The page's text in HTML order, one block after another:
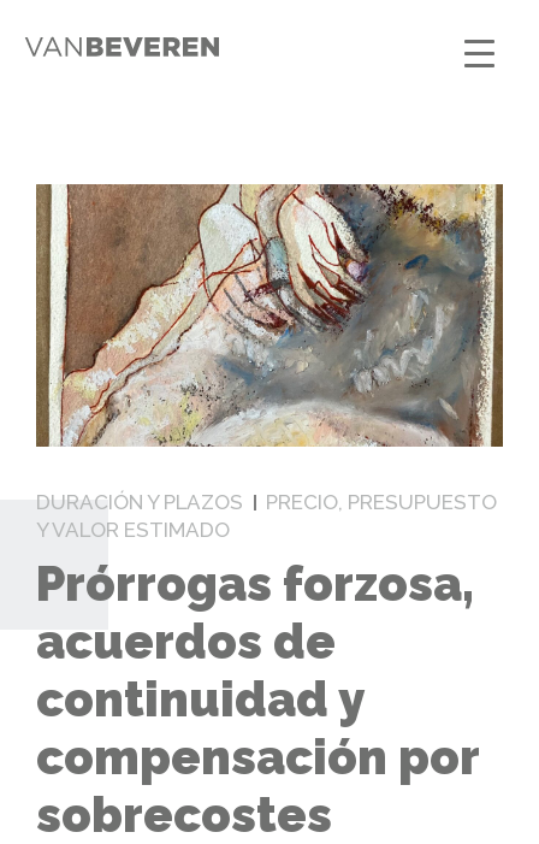
DURACIÓN Y PLAZOS
PRECIO, PRESUPUESTO
Y VALOR ESTIMADO
Prórrogas forzosa,
acuerdos de
continuidad y
compensación por
sobrecostes